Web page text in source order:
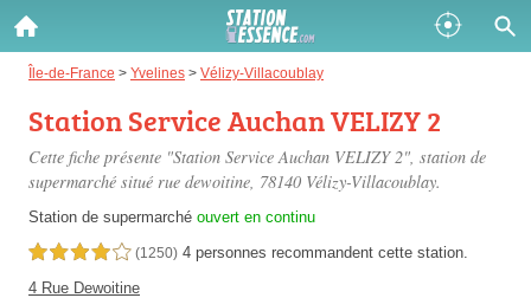
Île-de-France > Yvelines > Vélizy-Villacoublay
Station Service Auchan VELIZY 2
Cette fiche présente "Station Service Auchan VELIZY 2", station de
supermarché situé rue dewoitine, 78140 Vélizy-Villacoublay.
Station de supermarché ouvert en continu
4,0 étoiles sur 5 (1250) 4 personnes recommandent cette station.
4 Rue Dewoitine
Gazole :
Disponible Épuisé
SP 98 :
Disponible
SP 95 :